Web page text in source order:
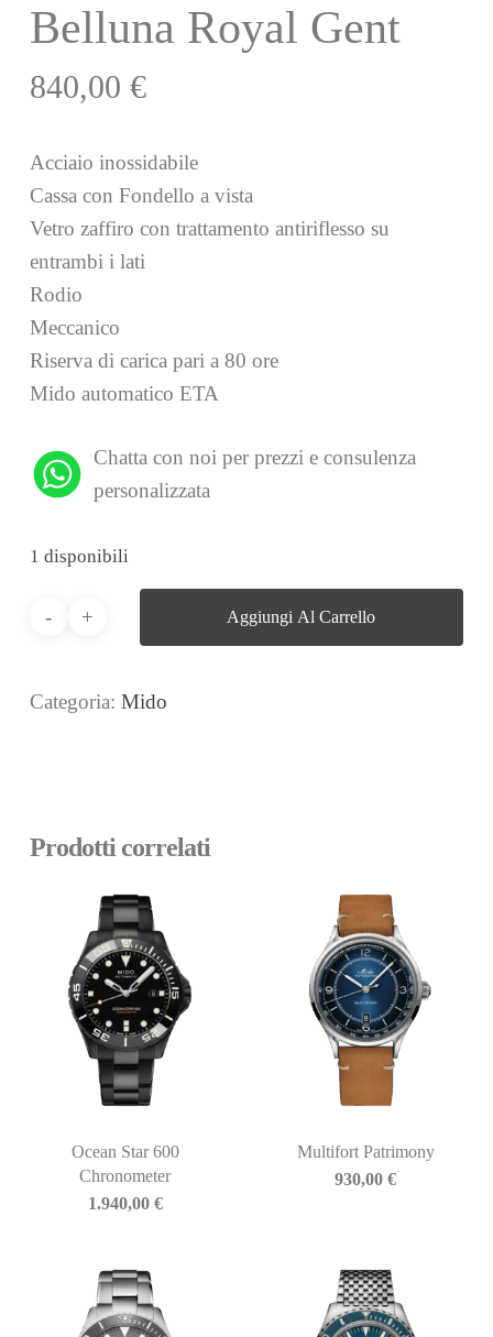
Belluna Royal Gent
840,00 €
Acciaio inossidabile
Cassa con Fondello a vista
Vetro zaffiro con trattamento antiriflesso su
entrambi i lati
Rodio
Meccanico
Riserva di carica pari a 80 ore
Mido automatico ETA
Chatta con noi per prezzi e consulenza
personalizzata
1 disponibili
Aggiungi Al Carrello
Categoria: Mido
Prodotti correlati
Ocean Star 600
Chronometer
1.940,00 €
Multifort Patrimony
930,00€